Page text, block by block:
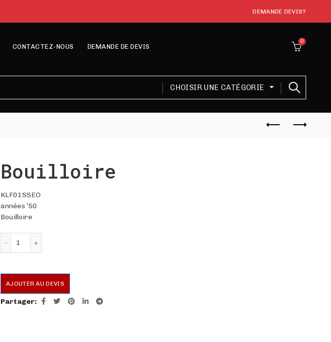
DEMANDE DEVIS?
CONTACTEZ-NOUS DEMANDE DE DEVIS
0
CHOISIR UNE CATÉGORIE
Bouilloire
KLF01SSEO
années ’50
Bouilloire
AJOUTER AU DEVIS
Partager